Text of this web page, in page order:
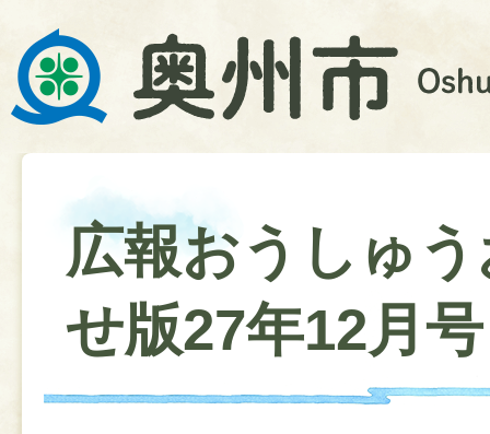
広報おうしゅ
せ版27年12月号